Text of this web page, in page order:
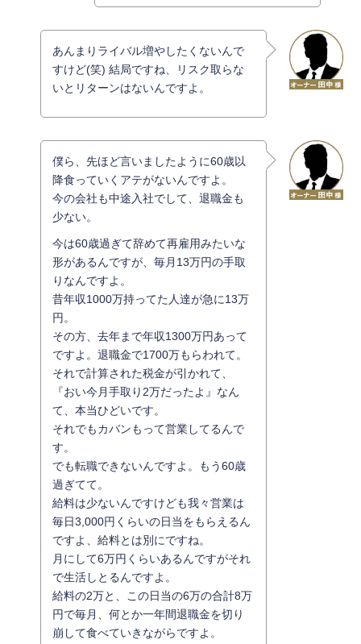
あんまりライバル増やしたくないんで
すけど(笑) 結局ですね、リスク取らな
いとリターンはないんですよ。
僕ら、先ほど言いましたように60歳以
降食っていくアテがないんですよ。
今の会社も中途入社でして、退職金も
少ない。
今は60歳過ぎて辞めて再雇用みたいな
形があるんですが、毎月13万円の手取
りなんですよ。
昔年収1000万持ってた人達が急に13万
円。
その方、去年まで年収1300万円あって
ですよ。退職金で1700万もらわれて。
それで計算された税金が引かれて、
『おい今月手取り2万だったよ』なん
て、本当ひどいです。
それでもカバンもって営業してるんで
す。
でも転職できないんですよ。もう60歳
過ぎてて。
給料は少ないんですけども我々営業は
毎日3,000円くらいの日当をもらえるん
ですよ、給料とは別にですね。
月にして6万円くらいあるんですがそれ
で生活しとるんですよ。
給料の2万と、この日当の6万の合計8万
円で毎月、何とか一年間退職金を切り
崩して食べていきながらですよ。